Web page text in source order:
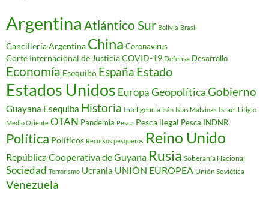
Argentina Atlántico Sur Bolivia Brasil
Cancillería Argentina China Coronavirus
Corte Internacional de JusticiaCOVID-19 Defensa Desarrollo
Economía Esequibo España Estado
Estados Unidos EuropaGeopolíticaGobierno
Guayana Esequiba Historia Inteligencia Irán Islas Malvinas Israel Litigio
Medio Oriente OTAN Pandemia Pesca Pesca ilegal Pesca INDNR
Política Políticos Recursos pesqueros Reino Unido
República Cooperativa de Guyana Rusia Soberanía Nacional
Sociedad Terrorismo Ucrania UNIÓN EUROPEA Unión Soviética
Venezuela